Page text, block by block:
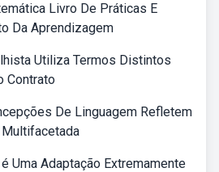
Livro De Práticas E
Da Aprendizagem
Utiliza Termos Distintos
Contrato
De Linguagem Refletem
Uma Adaptação Extremamente